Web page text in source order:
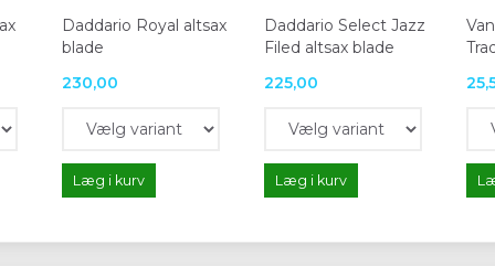
Daddario Royal altsax
blade
230,00
Læg i kurv
Daddario Select Jazz
Filed altsax blade
225,00
Læg i kurv